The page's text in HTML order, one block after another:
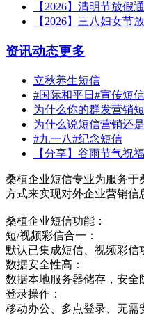
【2026】清明节放假
【2026】三八妇女节
资讯动态更多
立秋养生短信
#国际和平日#宣传短信
为什么你的群发营销
为什么说短信营销还
#九一八#纪念短信
【分享】谷雨节气祝
桑植企业短信专业为服务
方式来实现对外企业营销信
桑植企业短信功能：
短/视频彩信合一：
默认已集成短信、视频彩信
数据安全性高：
数据本地服务器储存，安全
登录操作：
移动办公、多点登录、无需